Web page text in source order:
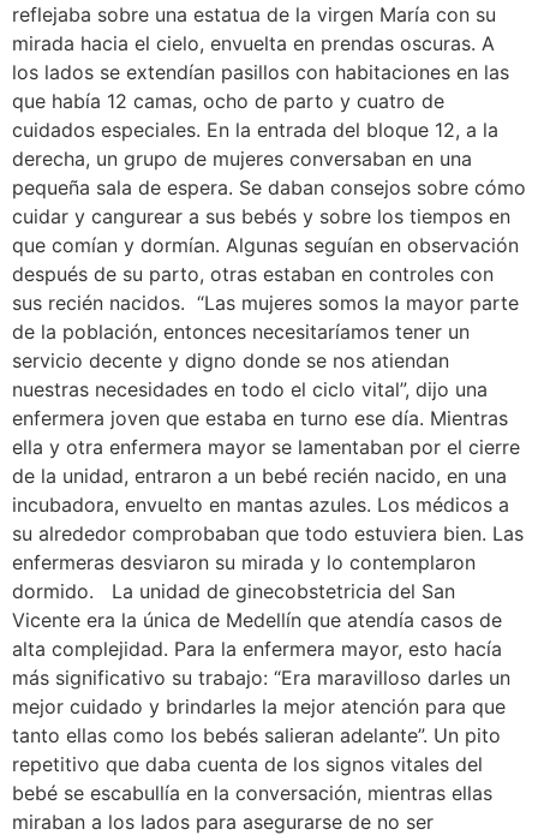
reflejaba sobre una estatua de la virgen María con su
mirada hacia el cielo, envuelta en prendas oscuras. A
los lados se extendían pasillos con habitaciones en las
que había 12 camas, ocho de parto y cuatro de
cuidados especiales. En la entrada del bloque 12, a la
derecha, un grupo de mujeres conversaban en una
pequeña sala de espera. Se daban consejos sobre cómo
cuidar y cangurear a sus bebés y sobre los tiempos en
que comían y dormían. Algunas seguían en observación
después de su parto, otras estaban en controles con
sus recién nacidos. “Las mujeres somos la mayor parte
de la población, entonces necesitaríamos tener un
servicio decente y digno donde se nos atiendan
nuestras necesidades en todo el ciclo vital”, dijo una
enfermera joven que estaba en turno ese día. Mientras
ella y otra enfermera mayor se lamentaban por el cierre
de la unidad, entraron a un bebé recién nacido, en una
incubadora, envuelto en mantas azules. Los médicos a
su alrededor comprobaban que todo estuviera bien. Las
enfermeras desviaron su mirada y lo contemplaron
dormido. La unidad de ginecobstetricia del San
Vicente era la única de Medellín que atendía casos de
alta complejidad. Para la enfermera mayor, esto hacía
más significativo su trabajo: “Era maravilloso darles un
mejor cuidado y brindarles la mejor atención para que
tanto ellas como los bebés salieran adelante”. Un pito
repetitivo que daba cuenta de los signos vitales del
bebé se escabullía en la conversación, mientras ellas
miraban a los lados para asegurarse de no ser